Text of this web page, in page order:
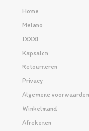
Home
Melano
IXXXI
Kapsalon
Retourneren
Privacy
Algemene voorwaarden
Winkelmand
Afrekenen